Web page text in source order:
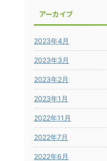
アーカイブ
2023年4月
2023年3月
2023年2月
2023年1月
2022年11月
2022年7月
2022年6月